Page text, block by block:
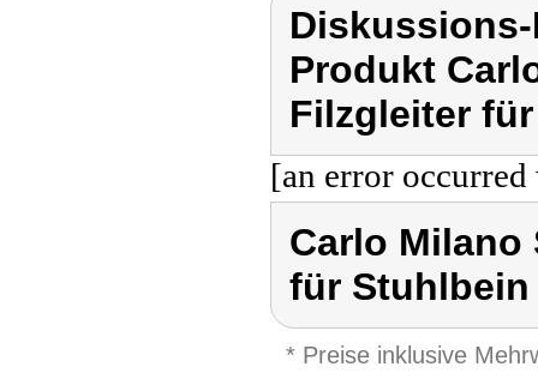
Produkt
Filzgleiter
[an error
Carlo
für Stuhlbein
* Preise inklusive